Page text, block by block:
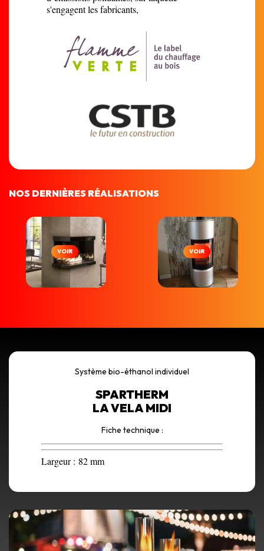
s'engagent les fabricants,
NOS DERNIÈRES RÉALISATIONS
VOIR VOIR
Système bio-éthanol individuel
SPARTHERM
LA VELA MIDI
Fiche technique :
Largeur : 82 mm